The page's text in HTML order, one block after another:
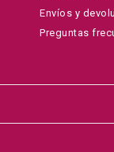
Envíos y
Preguntas